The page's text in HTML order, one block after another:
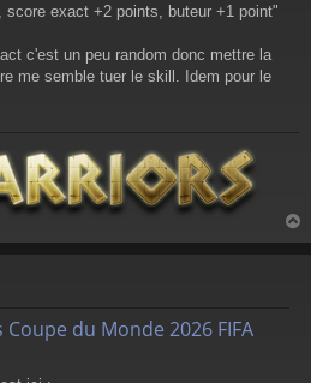
score exact +2 points, buteur +1 point"
c'est un peu random donc mettre la
me semble tuer le skill. Idem pour le
a
du Monde 2026 FIFA